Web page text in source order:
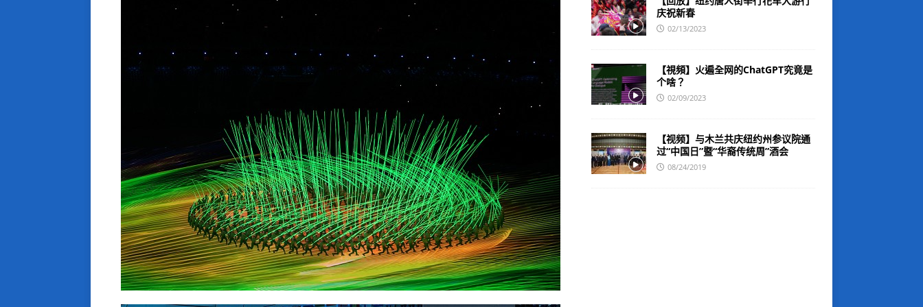
庆祝新春
02/13/2023
【視頻】火遍全网的ChatGPT究竟是
个啥？
02/09/2023
【视频】与木兰共庆纽约州参议院通
过“中国日”暨“华裔传统周”酒会
08/24/2019